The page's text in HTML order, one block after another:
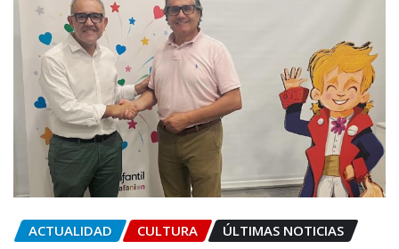
ACTUALIDAD CULTURA ÚLTIMAS NOTICIAS